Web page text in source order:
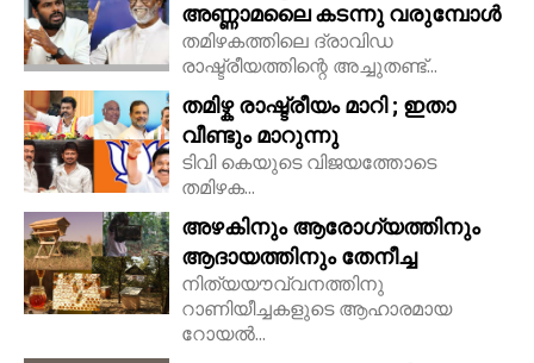
അണ്ണാമലൈ കടന്നു വരുമ്പോൾ
തമിഴകത്തിലെ ദ്രാവിഡ
രാഷ്ട്രീയത്തിന്റെ അച്ചുതണ്ട്...
തമിഴ്ക രാഷ്ട്രീയം മാറി ; ഇതാ
വീണ്ടും മാറുന്നു
ടിവി കെയുടെ വിജയത്തോടെ
തമിഴക...
അഴകിനും ആരോഗ്യത്തിനും
ആദായത്തിനും തേനീച്ച
നിത്യയൗവ്വനത്തിനു
റാണിയീച്ചകളുടെ ആഹാരമായ
റോയല്‍...